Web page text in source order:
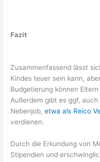
Fazit
Zusammenfassend lässt
Kindes teuer sein kann,
Budgetierung können
Außerdem gibt es ggf,
Nebenjob,etwa als Reico
verdienen.
Durch die Erkundung von
Stipendien und